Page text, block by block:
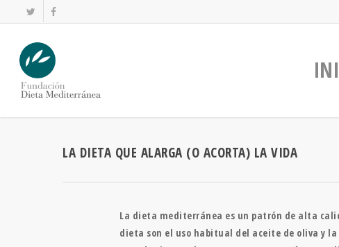
LA DIETA QUE ALARGA (O ACORTA) LA VIDA
La dieta mediterránea es un patrón de alta
dieta son el uso habitual del aceite de oliva y